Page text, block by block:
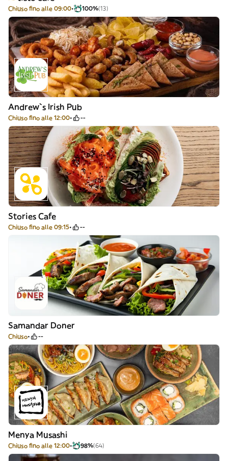
Chiuso fino alle 09:00 100%(13)
Andrew`s Irish Pub
Chiuso fino alle 12:00 --
Stories Cafe
Chiuso fino alle 09:15 --
Samandar Doner
Chiuso --
Menya Musashi
Chiuso fino alle 12:00 98%(64)